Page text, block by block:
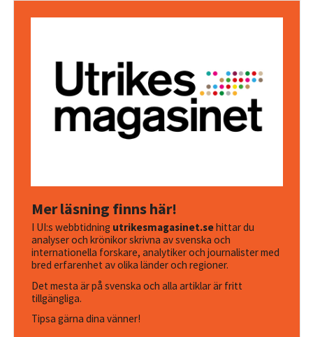
Mer läsning finns här!
I UI:s webbtidning utrikesmagasinet.sehittar du
analyser och krönikor skrivna av svenska och
internationella forskare, analytiker och journalister med
bred erfarenhet av olika länder och regioner.
Det mesta är på svenska och alla artiklar är fritt
tillgängliga.
Tipsa gärna dina vänner!